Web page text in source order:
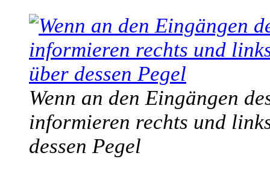
Wenn an den Eingängen
informieren rechts und
dessen Pegel